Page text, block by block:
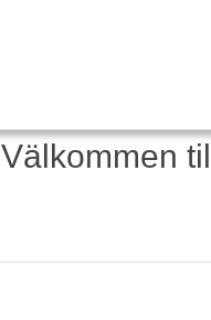
Välkommen